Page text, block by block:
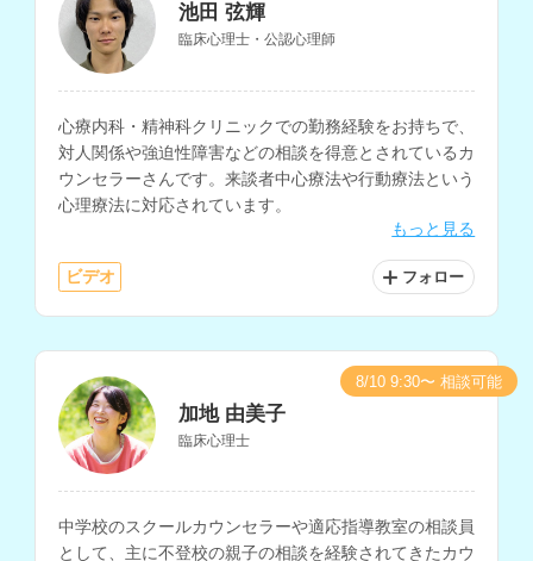
池田 弦輝
臨床心理士・公認心理師
心療内科・精神科クリニックでの勤務経験をお持ちで、
対人関係や強迫性障害などの相談を得意とされているカ
ウンセラーさんです。来談者中心療法や行動療法という
心理療法に対応されています。
もっと見る
ビデオ フォロー
加地 由美子
臨床心理士
中学校のスクールカウンセラーや適応指導教室の相談員
として、主に不登校の親子の相談を経験されてきたカウ
8/10 9:30〜 相談可能